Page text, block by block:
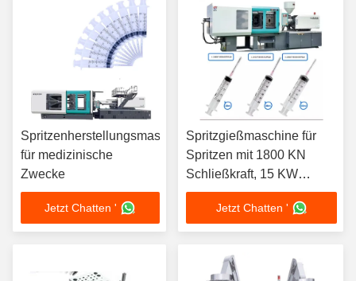
Spritzenherstellungsmaschine
für medizinische
Zwecke
Jetzt Chatten '
Spritzgießmaschine für
Spritzen mit 1800 KN
Schließkraft, 15 KW
Heizleistung und 70 KN
Auswerferkraft, ausgelegt
für Kunststoffspritzguss
Jetzt Chatten '